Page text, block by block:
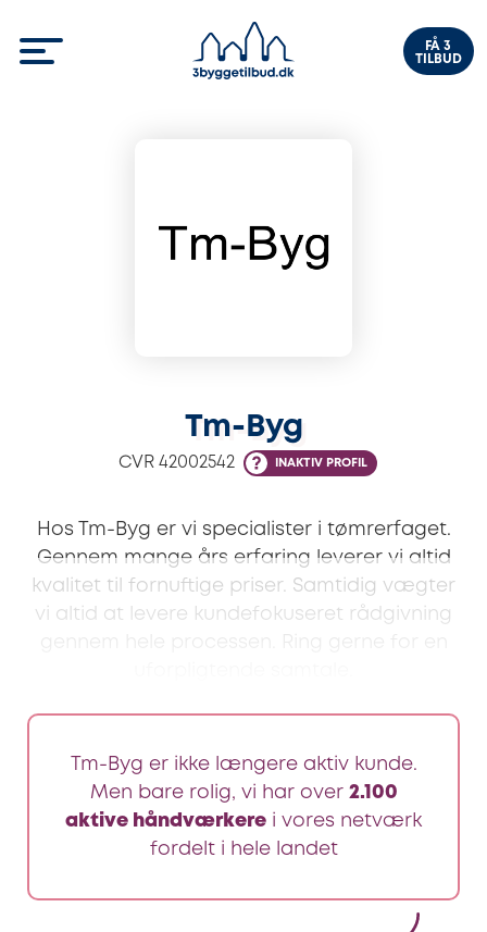
FÅ 3
TILBUD
Tm-Byg
CVR 42002542 INAKTIV PROFIL
Hos Tm-Byg er vi specialister i tømrerfaget.
Gennem mange års erfaring leverer vi altid
kvalitet til fornuftige priser. Samtidig vægter
vi altid at levere kundefokuseret rådgivning
Tm-Byg er ikke længere aktiv kunde.
Men bare rolig, vi har over 2.100
aktive håndværkere i vores netværk
fordelt i hele landet